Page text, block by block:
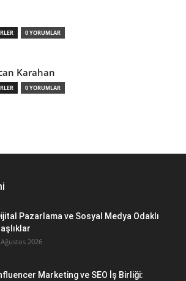
0 YORUMLAR
Karahan
0 YORUMLAR
Pazarlama ve Sosyal Medya Odaklı
2026
Marketing ve SEO İş Birliği: